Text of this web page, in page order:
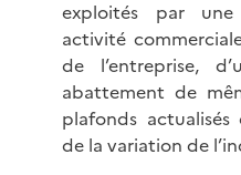
exploités par
activité
de l’entreprise,
abattement de
plafonds
de la variation de